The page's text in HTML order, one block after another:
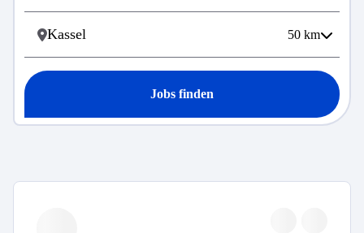
50 km
Jobs finden